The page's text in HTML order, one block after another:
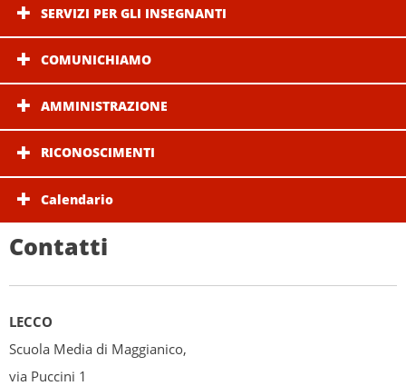
SERVIZI PER GLI INSEGNANTI
COMUNICHIAMO
AMMINISTRAZIONE
RICONOSCIMENTI
Calendario
Contatti
LECCO
Scuola Media di Maggianico,
via Puccini 1